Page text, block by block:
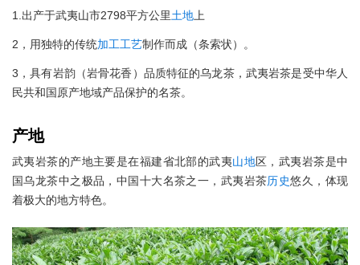
1.出产于武夷山市2798平方公里土地 上
2，用独特的传统加工工艺制作而成（条索状）。
3，具有岩韵（岩骨花香）品质特征的乌龙茶，武夷岩茶是受中华人
民共和国原产地域产品保护的名茶。
产地
武夷岩茶的产地主要是在福建省北部的武夷山地区，武夷岩茶是中
国乌龙茶中之极品，中国十大名茶之一，武夷岩茶历史悠久，体现
着极大的地方特色。